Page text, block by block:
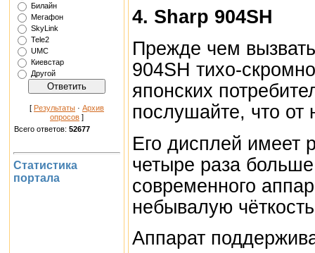
Билайн
Мегафон
SkyLink
Tele2
UMC
Киевстар
Другой
[ Результаты · Архив
опросов ]
Всего ответов: 52677
Статистика
портала
4. Sharp 904SH
Прежде чем
904SH тихо-
японских
послушайте, что от
Его дисплей имеет
четыре раза
современного
небывалую
Аппарат